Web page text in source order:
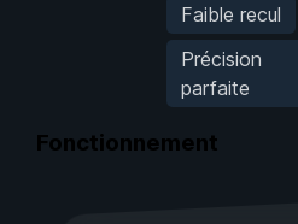
Faible recul
Précision
parfaite
Fonctionnement